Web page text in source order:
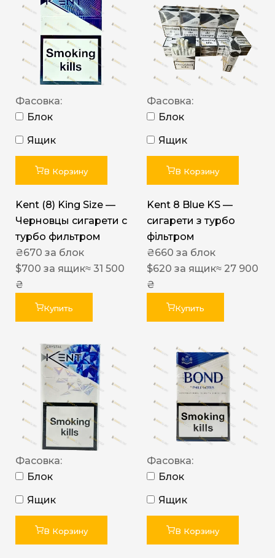
Фасовка:
Блок
Ящик
В Корзину
Kent (8) King Size —
Черновцы сигарети с
турбо фильтром
₴670 за блок
$700 за ящик≈ 31 500
₴
Купить
Фасовка:
Блок
Ящик
В Корзину
Kent 8 Blue KS —
сигарети з турбо
фільтром
₴660 за блок
$620 за ящик≈ 27 900
₴
Купить
Фасовка:
Блок
Ящик
В Корзину
Фасовка:
Блок
Ящик
В Корзину